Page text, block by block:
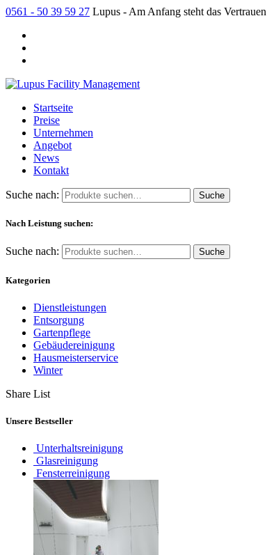
0561 - 50 39 59 27 Lupus - Am Anfang steht das Vertrauen
Startseite
Preise
Unternehmen
Angebot
News
Kontakt
Suche nach:
Nach Leistung suchen:
Suche nach:
Kategorien
Dienstleistungen
Entsorgung
Gartenpflege
Gebäudereinigung
Hausmeisterservice
Winter
Share List
Unsere Bestseller
Unterhaltsreinigung
Glasreinigung
Fensterreinigung